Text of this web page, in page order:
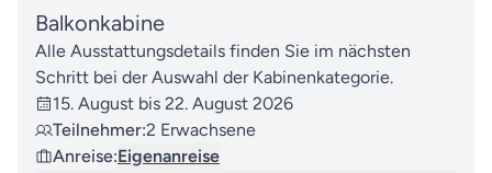
Balkonkabine
Alle Ausstattungsdetails finden Sie im nächsten
Schritt bei der Auswahl der Kabinenkategorie.
15. August bis 22. August 2026
Teilnehmer:2 Erwachsene
Anreise:Eigenanreise